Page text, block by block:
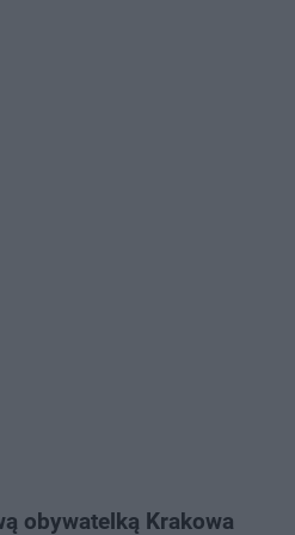
obywatelką Krakowa